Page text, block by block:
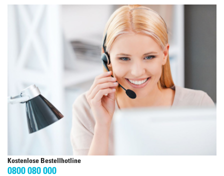
Kostenlose Bestellhotline
0800 080 000